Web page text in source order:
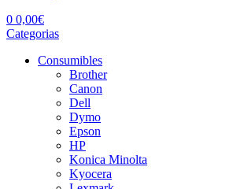
0 0,00€
Categorias
Consumibles
Brother
Canon
Dell
Dymo
Epson
HP
Konica Minolta
Kyocera